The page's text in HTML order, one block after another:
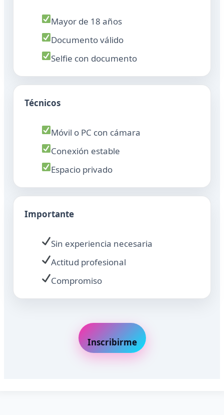
Mayor de 18 años
Documento válido
Selfie con documento
Técnicos
Móvil o PC con cámara
Conexión estable
Espacio privado
Importante
Sin experiencia necesaria
Actitud profesional
Compromiso
Inscribirme